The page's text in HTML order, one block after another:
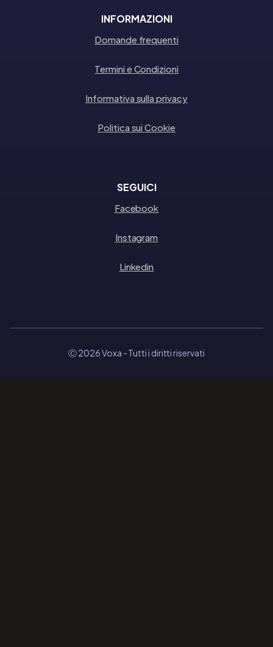
INFORMAZIONI
Domande frequenti
Termini e Condizioni
Informativa sulla privacy
Politica sui Cookie
SEGUICI
Facebook
Instagram
Linkedin
Ⓒ 2026 Voxa - Tutti i diritti riservati